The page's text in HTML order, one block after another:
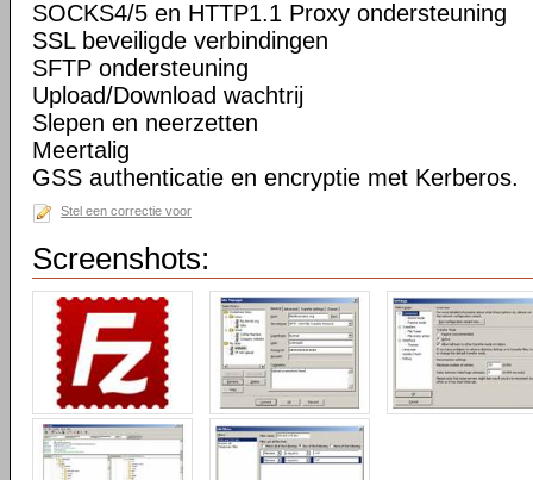
SOCKS4/5 en HTTP1.1 Proxy ondersteuning
SSL beveiligde verbindingen
SFTP ondersteuning
Upload/Download wachtrij
Slepen en neerzetten
Meertalig
GSS authenticatie en encryptie met Kerberos.
Stel een correctie voor
Screenshots: